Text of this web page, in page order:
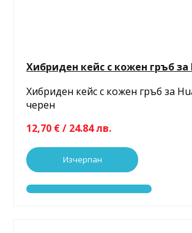
Хибриден кейс с кожен гръб за
Хибриден кейс с кожен гръб за
черен
12,70 € / 24.84 лв.
Изчерпан